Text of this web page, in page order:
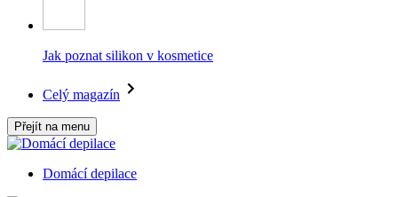
Jak poznat silikon v kosmetice
Celý magazín
Přejít na menu
Domácí depilace